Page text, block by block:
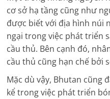
cơ sở hạ tầng cũng như
được biết với địa hình núi
ngại trong việc phát triển
cầu thủ. Bên cạnh đó,
cầu thủ cũng hạn chế bởi
Mặc dù vậy, Bhutan cũng
kể trong việc phát triển